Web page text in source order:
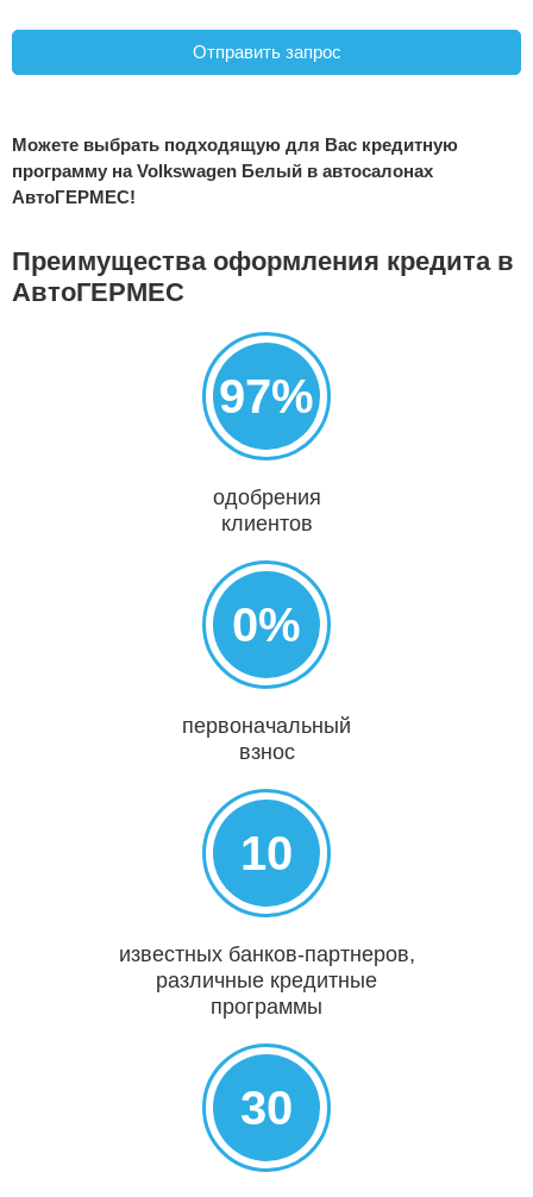
Можете выбрать подходящую для Вас кредитную
программу на Volkswagen Белый в автосалонах
АвтоГЕРМЕС!
Преимущества оформления кредита в
АвтоГЕРМЕС
97%
одобрения
клиентов
0%
первоначальный
взнос
10
известных банков-партнеров,
различные кредитные
программы
30